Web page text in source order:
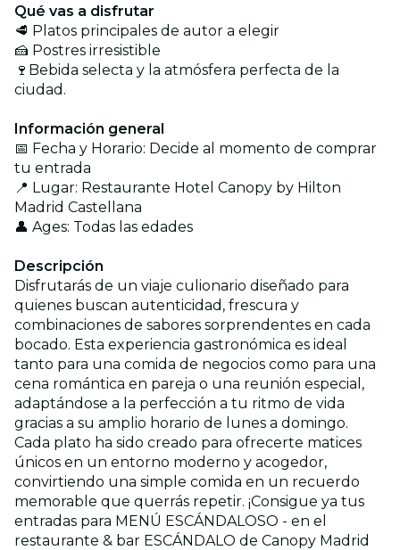
Qué vas a disfrutar
🥩 Platos principales de autor a elegir
🍰 Postres irresistible
🍷Bebida selecta y la atmósfera perfecta de la
ciudad.
Información general
📅 Fecha y Horario: Decide al momento de comprar
tu entrada
📍 Lugar: Restaurante Hotel Canopy by Hilton
Madrid Castellana
👤 Ages: Todas las edades
Descripción
Disfrutarás de un viaje culionario diseñado para
quienes buscan autenticidad, frescura y
combinaciones de sabores sorprendentes en cada
bocado. Esta experiencia gastronómica es ideal
tanto para una comida de negocios como para una
cena romántica en pareja o una reunión especial,
adaptándose a la perfección a tu ritmo de vida
gracias a su amplio horario de lunes a domingo.
Cada plato ha sido creado para ofrecerte matices
únicos en un entorno moderno y acogedor,
convirtiendo una simple comida en un recuerdo
memorable que querrás repetir. ¡Consigue ya tus
entradas para MENÚ ESCÁNDALOSO - en el
restaurante & bar ESCÁNDALO de Canopy Madrid